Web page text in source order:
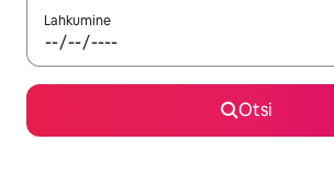
Lahkumine
Otsi